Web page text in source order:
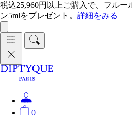
税込25,960円以上ご購入で、フル
ン5mlをプレゼント。 詳細をみる
0